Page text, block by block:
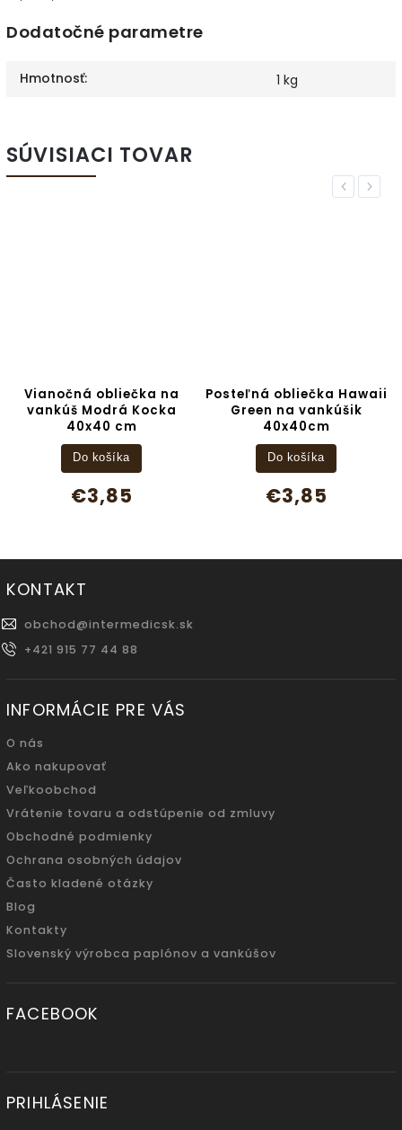
Dodatočné parametre
Hmotnosť: 1 kg
SÚVISIACI TOVAR
Previous
Vianočná obliečka na
vankúš Modrá Kocka
40x40 cm
€3,85
Do košíka
Posteľná obliečka Hawaii
Green na vankúšik
40x40cm
€3,85
Do košíka
Next
KONTAKT
obchod@intermedicsk.sk
+421 915 77 44 88
INFORMÁCIE PRE VÁS
O nás
Ako nakupovať
Veľkoobchod
Vrátenie tovaru a odstúpenie od zmluvy
Obchodné podmienky
Ochrana osobných údajov
Často kladené otázky
Blog
Kontakty
Slovenský výrobca paplónov a vankúšov
FACEBOOK
PRIHLÁSENIE